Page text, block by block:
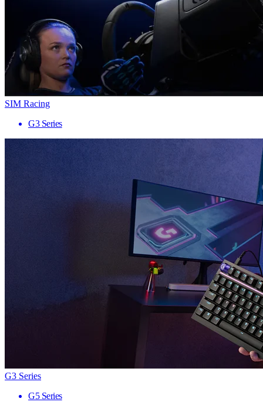
SIM Racing
G3 Series
G3 Series
G5 Series